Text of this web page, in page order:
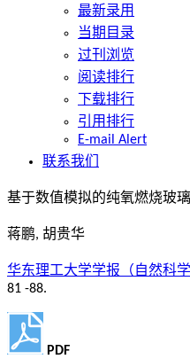
最新录用
当期目录
过刊浏览
阅读排行
下载排行
引用排行
E-mail Alert
联系我们
基于数值模拟的纯氧燃烧玻
蒋鹏, 胡贵华
华东理工大学学报（自然科学
81 -88.
PDF